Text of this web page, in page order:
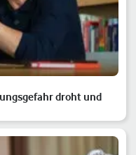
droht und